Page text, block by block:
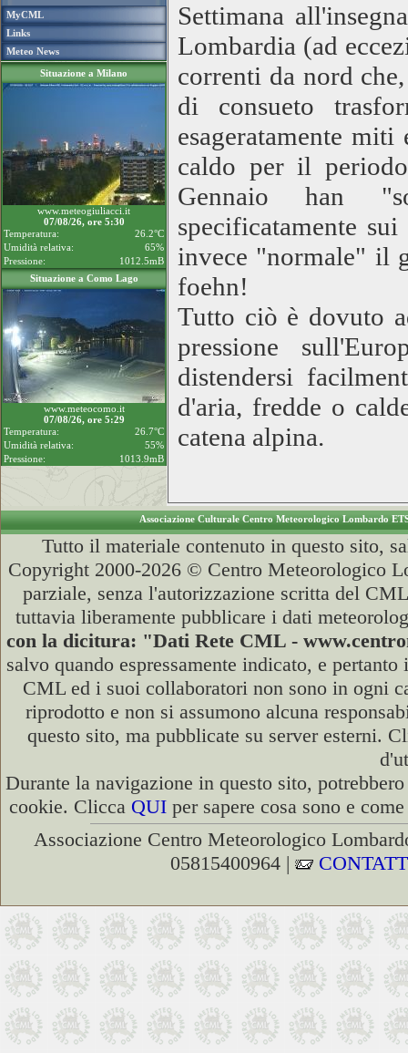
MyCML
Links
Meteo News
Situazione a Milano
www.meteogiuliacci.it
07/08/26, ore 5:30
Temperatura:
26.2°C
Umidità relativa:
65%
Pressione:
1012.5mB
Situazione a Como Lago
www.meteocomo.it
07/08/26, ore 5:29
Temperatura:
26.7°C
Umidità relativa:
55%
Pressione:
1013.9mB
Settimana
Lombardia (ad
correnti da nord
di consueto
esageratamente
caldo per il
Gennaio han
specificatamente
invece "normale" il
foehn!
Tutto ciò è dovuto
pressione
distendersi
d'aria, fredde o
catena alpina.
Associazione Culturale Centro Meteorologico Lombardo
Tutto il materiale contenuto in questo sito,
Copyright 2000-2026 © Centro Meteorologico
parziale, senza l'autorizzazione scritta del
tuttavia liberamente pubblicare i dati
con la dicitura: "Dati Rete CML -
salvo quando espressamente indicato, e
CML ed i suoi collaboratori non sono in ogni
riprodotto e non si assumono alcuna
questo sito, ma pubblicate su server esterni.
Durante la navigazione in questo sito,
cookie. Clicca QUI per sapere cosa sono e
Associazione Centro Meteorologico
05815400964 |